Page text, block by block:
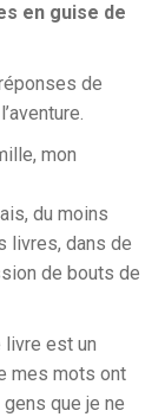
en guise de
de
mon
du moins
livres, dans de
de bouts de
livre est un
mes mots ont
que je ne